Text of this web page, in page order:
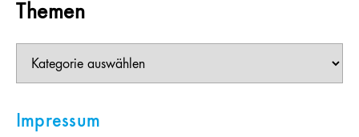
Themen
Impressum